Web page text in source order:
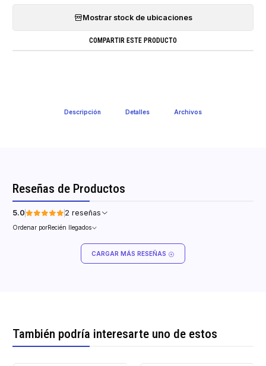
Mostrar stock de ubicaciones
COMPARTIR ESTE PRODUCTO
Descripción Detalles Archivos
Reseñas de Productos
5.0 2 reseñas
Ordenar porRecién llegados
CARGAR MÁS RESEÑAS
También podría interesarte uno de estos